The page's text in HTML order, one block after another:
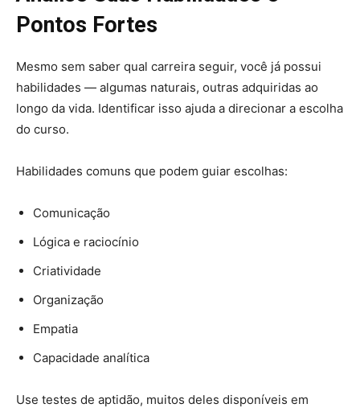
Pontos Fortes
Mesmo sem saber qual carreira seguir, você já possui
habilidades — algumas naturais, outras adquiridas ao
longo da vida. Identificar isso ajuda a direcionar a escolha
do curso.
Habilidades comuns que podem guiar escolhas:
Comunicação
Lógica e raciocínio
Criatividade
Organização
Empatia
Capacidade analítica
Use testes de aptidão, muitos deles disponíveis em